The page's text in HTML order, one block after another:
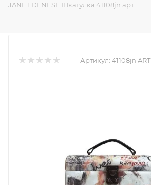
JANET DENESE Шкатулка 41108jn арт
Артикул: 41108jn ART